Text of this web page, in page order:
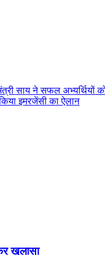
साय ने सफल अभ्यर्थियों
इमरजेंसी का ऐलान
खुलासा